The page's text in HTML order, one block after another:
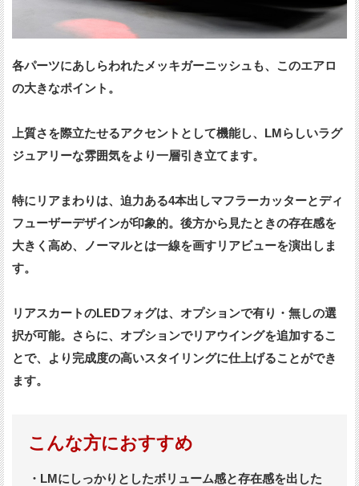
各パーツにあしらわれたメッキガーニッシュも、このエアロ
の大きなポイント。
上質さを際立たせるアクセントとして機能し、LMらしいラグ
ジュアリーな雰囲気をより一層引き立てます。
特にリアまわりは、迫力ある4本出しマフラーカッターとディ
フューザーデザインが印象的。後方から見たときの存在感を
大きく高め、ノーマルとは一線を画すリアビューを演出しま
す。
リアスカートのLEDフォグは、オプションで有り・無しの選
択が可能。さらに、オプションでリアウイングを追加するこ
とで、より完成度の高いスタイリングに仕上げることができ
ます。
こんな方におすすめ
・LMにしっかりとしたボリューム感と存在感を出した